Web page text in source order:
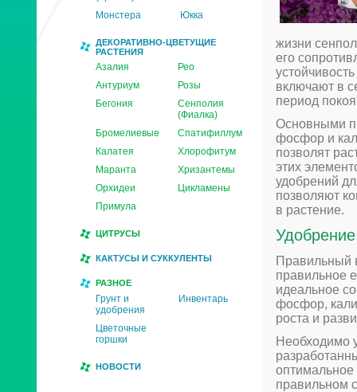
Монстера Юкка
ДЕКОРАТИВНО-ЦВЕТУЩИЕ
РАСТЕНИЯ
Азалия
Рео
Антуриум
Розы
Бегония
Сенполия
(Фиалка)
Бромелиевые
Спатифиллум
Калатея
Хлорофитум
Маранта
Хризантемы
Орхидеи
Цикламены
Примула
ЦИТРУСЫ
КАКТУСЫ И СУККУЛЕНТЫ
РАЗНОЕ
Грунт и
удобрения
Инвентарь
Цветочные
горшки
НОВОСТИ
жизни
его
включают в
период
Основными
фосфор и
позволят
этих
удобрений
позволяют
в растение.
Правильный
правильное
идеальное
фосфор,
роста и
Необходимо
оптимальное
правильном